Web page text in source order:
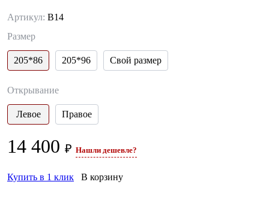
Артикул: В14
Размер
205*86 205*96 Свой размер
Открывание
Левое Правое
14 400 ₽ Нашли дешевле?
Купить в 1 клик В корзину